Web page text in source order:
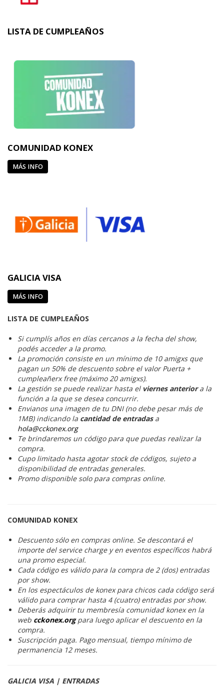
LISTA DE CUMPLEAÑOS
COMUNIDAD KONEX
MÁS INFO
GALICIA VISA
MÁS INFO
LISTA DE CUMPLEAÑOS
Si cumplís años en días cercanos a la fecha del show,
podés acceder a la promo.
La promoción consiste en un mínimo de 10 amigxs que
pagan un 50% de descuento sobre el valor Puerta +
cumpleañerx free (máximo 20 amigxs).
La gestión se puede realizar hasta el viernes anteriora la
función a la que se desea concurrir.
Envianos una imagen de tu DNI (no debe pesar más de
1MB) indicando la cantidad de entradas a
hola@cckonex.org
Te brindaremos un código para que puedas realizar la
compra.
Cupo limitado hasta agotar stock de códigos, sujeto a
disponibilidad de entradas generales.
Promo disponible solo para compras online.
COMUNIDAD KONEX
Descuento sólo en compras online. Se descontará el
importe del service charge y en eventos específicos habrá
una promo especial.
Cada código es válido para la compra de 2 (dos) entradas
por show.
En los espectáculos de konex para chicos cada código será
válido para comprar hasta 4 (cuatro) entradas por show.
Deberás adquirir tu membresía comunidad konex en la
web cckonex.org para luego aplicar el descuento en la
compra.
Suscripción paga. Pago mensual, tiempo mínimo de
permanencia 12 meses.
GALICIA VISA | ENTRADAS